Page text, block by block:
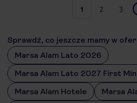
1 2 3
Sprawdź, co jeszcze mamy w
Marsa Alam Lato 2026
Marsa Alam Lato 2027 First
Marsa Alam Hotele
Marsa